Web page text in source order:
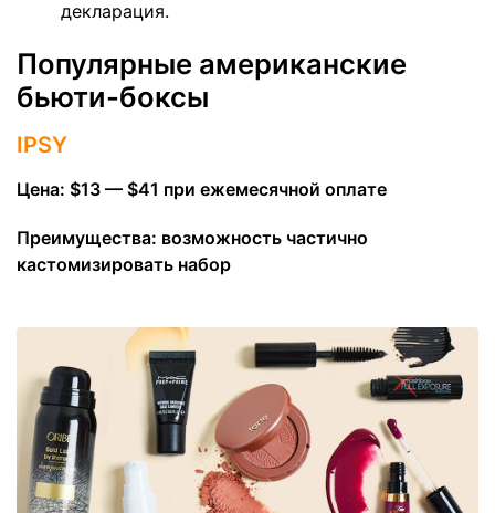
декларация.
Популярные американские
бьюти-боксы
IPSY
Цена: $13 — $41 при ежемесячной оплате
Преимущества: возможность частично
кастомизировать набор